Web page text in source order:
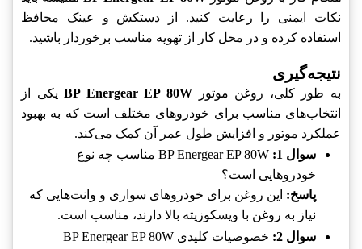
نکات ایمنی را رعایت کنید. از دستکش و عینک محافظ
استفاده کرده و در محل کار از تهویه مناسب برخوردار باشید.
نتیجه‌گیری
به طور کلی، روغن موتور BP Energear EP 80Wیکی از
انتخاب‌های مناسب برای خودروهای مختلف است که به بهبود
عملکرد موتور و افزایش طول عمر آن کمک می‌کند.
سوال 1:
BP Energear EP 80W مناسب چه نوع
خودروهایی است؟
پاسخ: این روغن برای خودروهای سواری و وانت‌هایی که
نیاز به روغن با ویسکوزیته بالا دارند، مناسب است.
سوال 2:
خصوصیات کلیدی BP Energear EP 80W